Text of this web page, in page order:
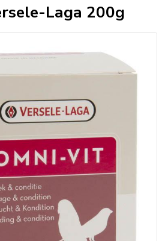
Laga 200g